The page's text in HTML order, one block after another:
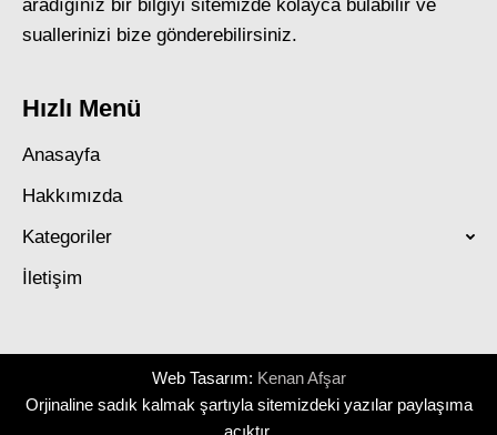
aradığınız bir bilgiyi sitemizde kolayca bulabilir ve
suallerinizi bize gönderebilirsiniz.
Hızlı Menü
Anasayfa
Hakkımızda
Kategoriler
İletişim
Web Tasarım: Kenan Afşar
Orjinaline sadık kalmak şartıyla sitemizdeki yazılar paylaşıma
açıktır.